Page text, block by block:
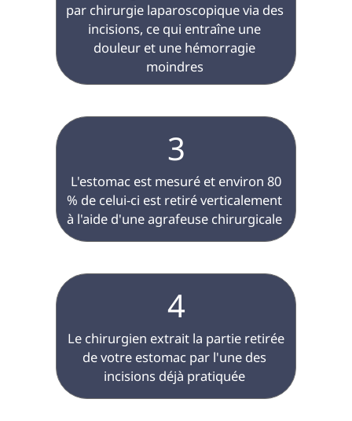
par chirurgie laparoscopique via des
incisions, ce qui entraîne une
douleur et une hémorragie
moindres
3
% de celui-ci est retiré verticalement
à l'aide d'une agrafeuse chirurgicale
4
de votre estomac par l'une des
incisions déjà pratiquée